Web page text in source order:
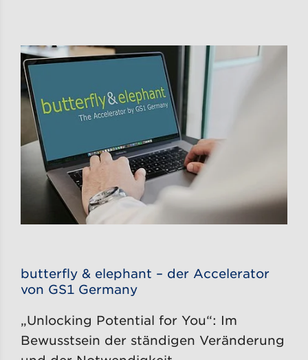
butterfly & elephant – der Accelerator
von GS1 Germany
„Unlocking Potential for You“: Im
Bewusstsein der ständigen Veränderung